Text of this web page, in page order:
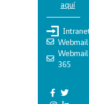
aquí
Webmail
Webmail
365